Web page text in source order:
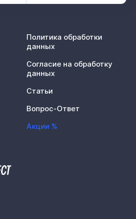
Политика обработки
данных
Согласие на обработку
данных
Статьи
Вопрос-Ответ
Акции %